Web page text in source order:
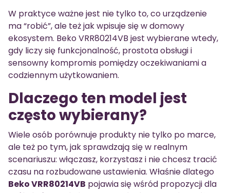
W praktyce ważne jest nie tylko to, co urządzenie
ma “robić”, ale też jak wpisuje się w domowy
ekosystem. Beko VRR80214VB jest wybierane wtedy,
gdy liczy się funkcjonalność, prostota obsługi i
sensowny kompromis pomiędzy oczekiwaniami a
codziennym użytkowaniem.
Dlaczego ten model jest
często wybierany?
Wiele osób porównuje produkty nie tylko po marce,
ale też po tym, jak sprawdzają się w realnym
scenariuszu: włączasz, korzystasz i nie chcesz tracić
czasu na rozbudowane ustawienia. Właśnie dlatego
Beko VRR80214VB pojawia się wśród propozycji dla